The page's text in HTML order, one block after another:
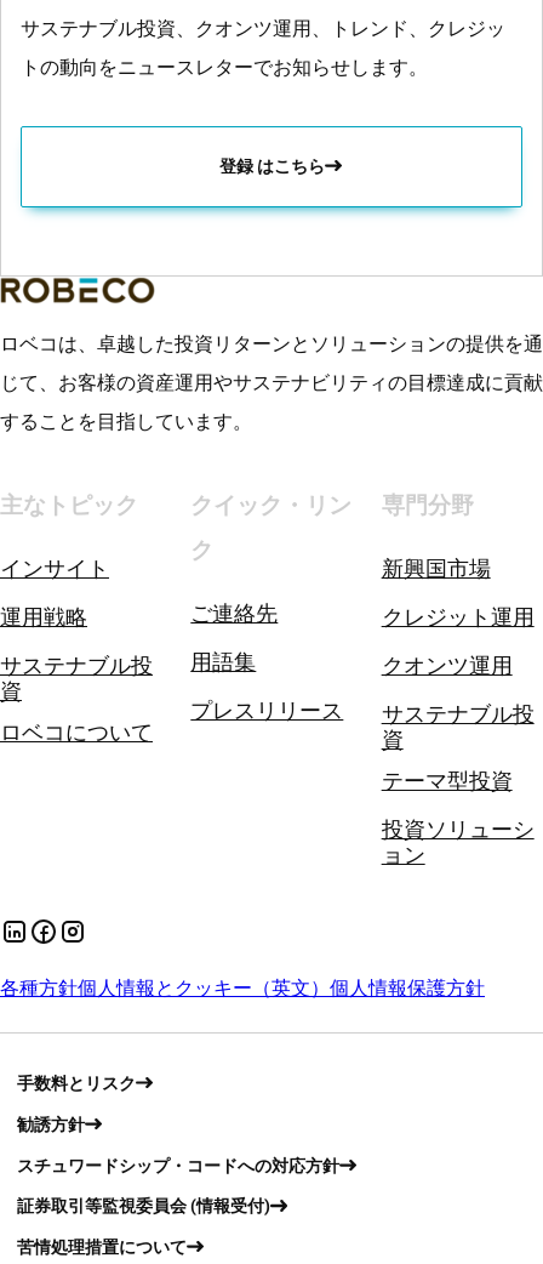
サステナブル投資、クオンツ運用、トレンド、クレジッ
トの動向をニュースレターでお知らせします。
登録 はこちら
ロベコは、卓越した投資リターンとソリューションの提供を通
じて、お客様の資産運用やサステナビリティの目標達成に貢献
することを目指しています。
主なトピック
インサイト
運用戦略
サステナブル投
資
ロベコについて
クイック・リン
ク
ご連絡先
用語集
プレスリリース
専門分野
新興国市場
クレジット運用
クオンツ運用
サステナブル投
資
テーマ型投資
投資ソリューシ
ョン
各種方針個人情報とクッキー（英文） 個人情報保護方針
手数料とリスク
勧誘方針
スチュワードシップ・コードへの対応方針
証券取引等監視委員会 (情報受付)
苦情処理措置について